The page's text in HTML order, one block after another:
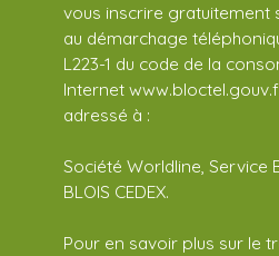
vous inscrire gratuitement
au démarchage
L223-1 du code de la
Internet
adressé à :
Société Worldline, Service
BLOIS CEDEX.
Pour en savoir plus sur le